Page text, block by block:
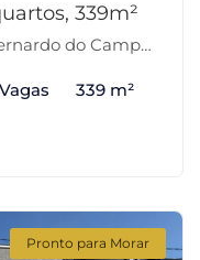
339m²
do Campo-SP
339 m²
Pronto para Morar